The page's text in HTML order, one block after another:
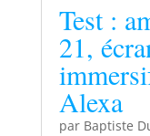
Test :
21,
Alexa
par Baptiste